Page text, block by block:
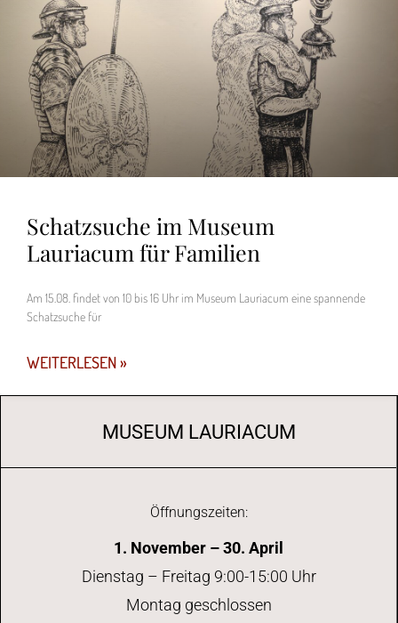
Schatzsuche im Museum
Lauriacum für Familien
Am 15.08. findet von 10 bis 16 Uhr im Museum Lauriacum eine spannende
Schatzsuche für
WEITERLESEN »
MUSEUM LAURIACUM
Öffnungszeiten:
1. November – 30. April
Dienstag – Freitag 9:00-15:00 Uhr
Montag geschlossen